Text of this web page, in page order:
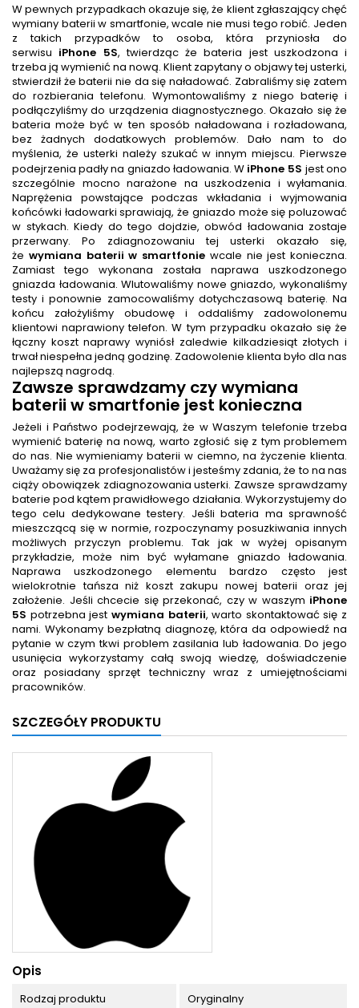
W pewnych przypadkach okazuje się, że klient zgłaszający chęć
wymiany baterii w smartfonie, wcale nie musi tego robić. Jeden
z takich przypadków to osoba, która przyniosła do
serwisu iPhone 5S, twierdząc że bateria jest uszkodzona i
trzeba ją wymienić na nową. Klient zapytany o objawy tej usterki,
stwierdził że baterii nie da się naładować. Zabraliśmy się zatem
do rozbierania telefonu. Wymontowaliśmy z niego baterię i
podłączyliśmy do urządzenia diagnostycznego. Okazało się że
bateria może być w ten sposób naładowana i rozładowana,
bez żadnych dodatkowych problemów. Dało nam to do
myślenia, że usterki należy szukać w innym miejscu. Pierwsze
podejrzenia padły na gniazdo ładowania. W iPhone 5S jest ono
szczególnie mocno narażone na uszkodzenia i wyłamania.
Naprężenia powstające podczas wkładania i wyjmowania
końcówki ładowarki sprawiają, że gniazdo może się poluzować
w stykach. Kiedy do tego dojdzie, obwód ładowania zostaje
przerwany. Po zdiagnozowaniu tej usterki okazało się,
że wymiana baterii w smartfonie wcale nie jest konieczna.
Zamiast tego wykonana została naprawa uszkodzonego
gniazda ładowania. Wlutowaliśmy nowe gniazdo, wykonaliśmy
testy i ponownie zamocowaliśmy dotychczasową baterię. Na
końcu założyliśmy obudowę i oddaliśmy zadowolonemu
klientowi naprawiony telefon. W tym przypadku okazało się że
łączny koszt naprawy wyniósł zaledwie kilkadziesiąt złotych i
trwał niespełna jedną godzinę. Zadowolenie klienta było dla nas
najlepszą nagrodą.
Zawsze sprawdzamy czy wymiana
baterii w smartfonie jest konieczna
Jeżeli i Państwo podejrzewają, że w Waszym telefonie trzeba
wymienić baterię na nową, warto zgłosić się z tym problemem
do nas. Nie wymieniamy baterii w ciemno, na życzenie klienta.
Uważamy się za profesjonalistów i jesteśmy zdania, że to na nas
ciąży obowiązek zdiagnozowania usterki. Zawsze sprawdzamy
baterie pod kątem prawidłowego działania. Wykorzystujemy do
tego celu dedykowane testery. Jeśli bateria ma sprawność
mieszczącą się w normie, rozpoczynamy posuzkiwania innych
możliwych przyczyn problemu. Tak jak w wyżej opisanym
przykładzie, może nim być wyłamane gniazdo ładowania.
Naprawa uszkodzonego elementu bardzo często jest
wielokrotnie tańsza niż koszt zakupu nowej baterii oraz jej
założenie. Jeśli chcecie się przekonać, czy w waszym iPhone
5S potrzebna jest wymiana baterii, warto skontaktować się z
nami. Wykonamy bezpłatną diagnozę, która da odpowiedź na
pytanie w czym tkwi problem zasilania lub ładowania. Do jego
usunięcia wykorzystamy całą swoją wiedzę, doświadczenie
oraz posiadany sprzęt techniczny wraz z umiejętnościami
pracowników.
SZCZEGÓŁY PRODUKTU
Opis
Rodzaj produktu Oryginalny